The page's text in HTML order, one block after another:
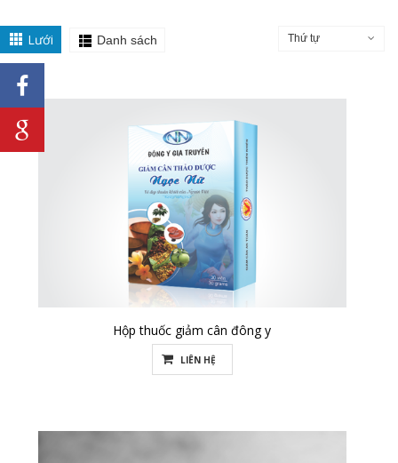
Lưới Danh sách Thứ tự
Hộp thuốc giảm cân đông y
LIÊN HỆ